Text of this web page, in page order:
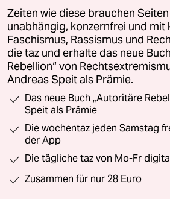
Zeiten wie diese brauchen
unabhängig, konzernfrei und mit
Faschismus, Rassismus und
die taz und erhalte das neue
Rebellion“ von
Andreas Speit als Prämie.
Das neue Buch „Autoritäre
Speit als Prämie
Die wochentaz jeden Samstag
der App
Die tägliche taz von Mo-Fr
Zusammen für nur 28 Euro